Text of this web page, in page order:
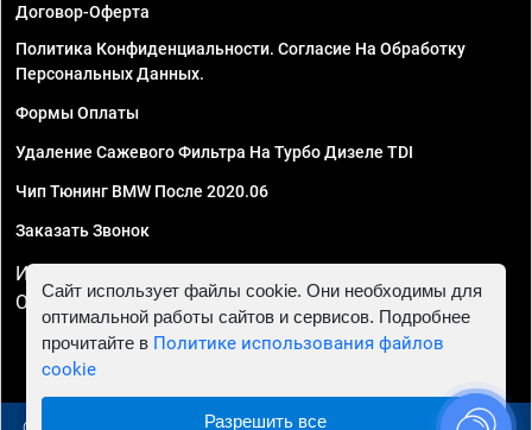
Договор-Оферта
Политика Конфиденциальности. Согласие На Обработку
Персональных Данных.
Формы Оплаты
Удаление Сажевого Фильтра На Турбо Дизеле TDI
Чип Тюнинг BMW После 2020.06
Заказать Звонок
ИП Смирнов Георгий Павлович. ИНН 781302555843,
ОГРНИП 324470400032610
Сайт использует файлы cookie. Они необходимы для
оптимальной работы сайтов и сервисов. Подробнее
прочитайте в Политике использования файлов
cookie
Разрешить все